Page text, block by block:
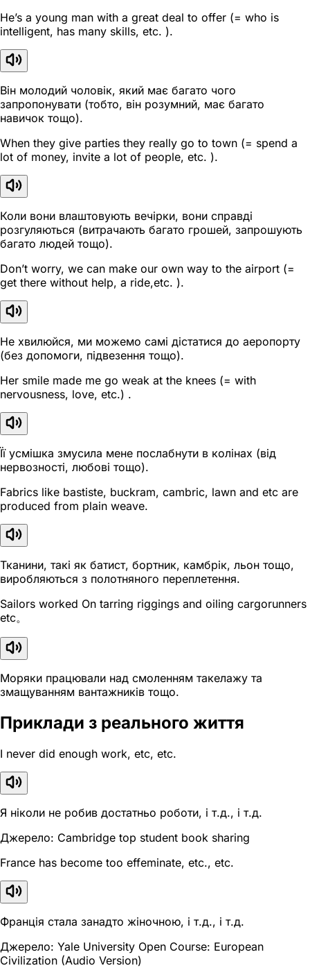
He’s a young man with a great deal to offer (= who is
intelligent, has many skills, etc. ).
Він молодий чоловік, який має багато чого
запропонувати (тобто, він розумний, має багато
навичок тощо).
When they give parties they really go to town (= spend a
lot of money, invite a lot of people, etc. ).
Коли вони влаштовують вечірки, вони справді
розгуляються (витрачають багато грошей, запрошують
багато людей тощо).
Don’t worry, we can make our own way to the airport (=
get there without help, a ride,etc. ).
Не хвилюйся, ми можемо самі дістатися до аеропорту
(без допомоги, підвезення тощо).
Her smile made me go weak at the knees (= with
nervousness, love, etc.) .
Її усмішка змусила мене послабнути в колінах (від
нервозності, любові тощо).
Fabrics like bastiste, buckram, cambric, lawn and etc are
produced from plain weave.
Тканини, такі як батист, бортник, камбрік, льон тощо,
виробляються з полотняного переплетення.
Sailors worked On tarring riggings and oiling cargorunners
etc。
Моряки працювали над смоленням такелажу та
змащуванням вантажників тощо.
Приклади з реального життя
I never did enough work, etc, etc.
Я ніколи не робив достатньо роботи, і т.д., і т.д.
Джерело: Cambridge top student book sharing
France has become too effeminate, etc., etc.
Франція стала занадто жіночною, і т.д., і т.д.
Джерело: Yale University Open Course: European
Civilization (Audio Version)